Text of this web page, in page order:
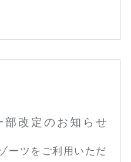
改定のお知らせ
ーツをご利用いただ